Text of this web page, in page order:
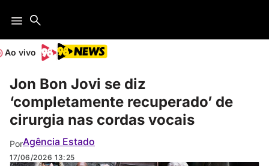
Ao vivo
Jon Bon Jovi se diz
‘completamente recuperado’ de
cirurgia nas cordas vocais
PorAgência Estado
17/06/2026 13:25